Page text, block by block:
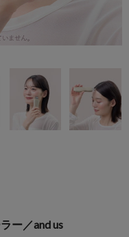
ー／and us